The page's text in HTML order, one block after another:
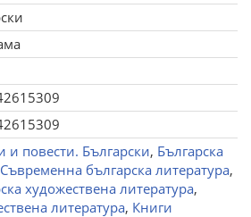
и повести. Български, Българска
Съвременна българска литература,
художествена литература,
литература, Книги